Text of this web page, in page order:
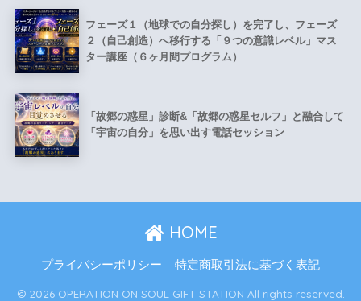
フェーズ１（地球での自分探し）を完了し、フェーズ
２（自己創造）へ移行する「９つの意識レベル」マス
ター講座（６ヶ月間プログラム）
「故郷の惑星」診断&「故郷の惑星セルフ」と融合して
「宇宙の自分」を思い出す電話セッション
HOME
プライバシーポリシー 特定商取引法に基づく表記
© 2026 OPERATION ON SOUL GIFT STATION All rights reserved.